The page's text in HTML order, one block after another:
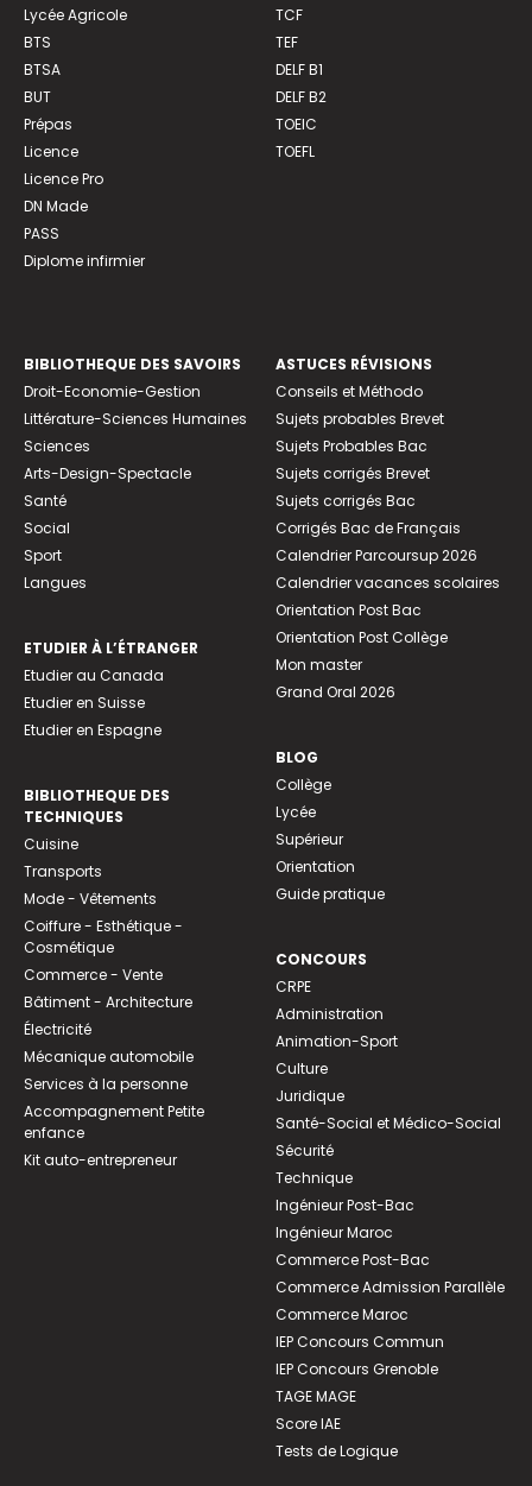
Lycée Agricole
BTS
BTSA
BUT
Prépas
Licence
Licence Pro
DN Made
PASS
Diplome infirmier
TCF
TEF
DELF B1
DELF B2
TOEIC
TOEFL
BIBLIOTHEQUE DES SAVOIRS
Droit-Economie-Gestion
Littérature-Sciences Humaines
Sciences
Arts-Design-Spectacle
Santé
Social
Sport
Langues
ETUDIER À L’ÉTRANGER
Etudier au Canada
Etudier en Suisse
Etudier en Espagne
BIBLIOTHEQUE DES
TECHNIQUES
Cuisine
Transports
Mode - Vêtements
Coiffure - Esthétique -
Cosmétique
Commerce - Vente
Bâtiment - Architecture
Électricité
Mécanique automobile
Services à la personne
Accompagnement Petite
enfance
Kit auto-entrepreneur
ASTUCES RÉVISIONS
Conseils et Méthodo
Sujets probables Brevet
Sujets Probables Bac
Sujets corrigés Brevet
Sujets corrigés Bac
Corrigés Bac de Français
Calendrier Parcoursup 2026
Calendrier vacances scolaires
Orientation Post Bac
Orientation Post Collège
Mon master
Grand Oral 2026
BLOG
Collège
Lycée
Supérieur
Orientation
Guide pratique
CONCOURS
CRPE
Administration
Animation-Sport
Culture
Juridique
Santé-Social et Médico-Social
Sécurité
Technique
Ingénieur Post-Bac
Ingénieur Maroc
Commerce Post-Bac
Commerce Admission Parallèle
Commerce Maroc
IEP Concours Commun
IEP Concours Grenoble
TAGE MAGE
Score IAE
Tests de Logique